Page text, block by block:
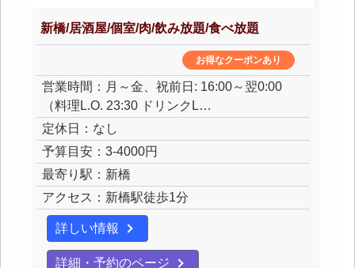
新橋/居酒屋/個室/肉/飲み放題/食べ放題
お得なクーポンあり
営業時間：月～金、祝前日: 16:00～翌0:00
（料理L.O. 23:30 ドリンクL…
定休日：なし
予算目安：3-4000円
最寄り駅：新橋
アクセス：新橋駅徒歩1分
詳しい情報
詳細・予約のページ